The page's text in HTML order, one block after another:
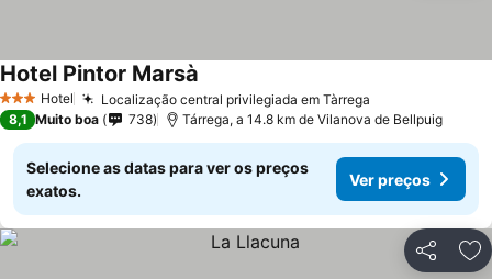
3 EstrelasHotel Localização central privilegiada em Tàrrega
Hotel Pintor Marsà
8,1 Muito boa 738 Tárrega, a 14.8 km de Vilanova de Bellpuig
Selecione as datas para ver os preços
exatos.
Ver preços
Partilhar